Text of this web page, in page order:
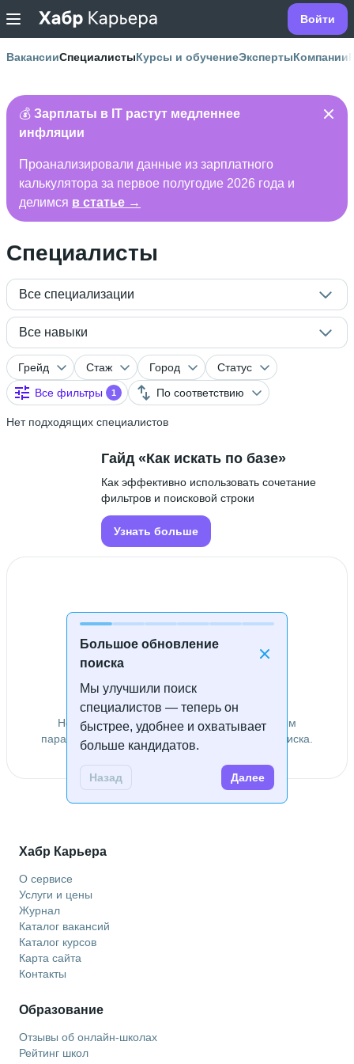
Войти
ВакансииСпециалистыКурсы и обучениеЭкспертыКомпании
💰 Зарплаты в IT растут медленнее
инфляции
Проанализировали данные из зарплатного
калькулятора за первое полугодие 2026 года и
делимся в статье →
Специалисты
Все специализации
Все навыки
Грейд Стаж Город
Статус
Все фильтры
1 По соответствию
Нет подходящих специалистов
Большое обновление
поиска
Мы улучшили поиск
специалистов — теперь он
быстрее, удобнее и охватывает
больше кандидатов.
Назад Далее
Гайд «Как искать по базе»
Как эффективно использовать сочетание
фильтров и поисковой строки
Узнать больше
Специалисты не найдены
Не удалось найти специалистов по заданным
параметрам. Попробуйте изменить условия поиска.
Хабр Карьера
О сервисе
Услуги и цены
Журнал
Каталог вакансий
Каталог курсов
Карта сайта
Контакты
Образование
Отзывы об онлайн-школах
Рейтинг школ